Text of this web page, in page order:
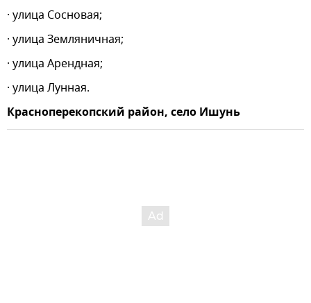
· улица Сосновая;
· улица Земляничная;
· улица Арендная;
· улица Лунная.
Красноперекопский район, село Ишунь